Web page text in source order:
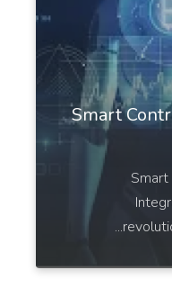
Captions that
get
Smart